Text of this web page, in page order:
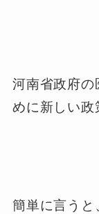
河南省政府の
めに新しい政
簡単に言うと